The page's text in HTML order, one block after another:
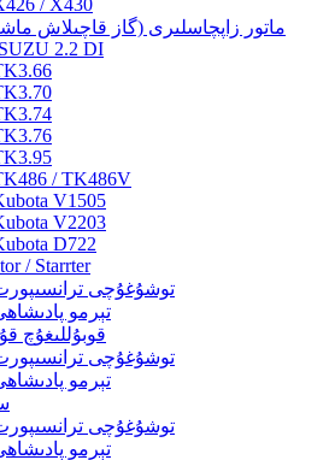
/ X430
ماتور زاپچاسلىرى (گاز قاچىلاش
2.2 DI
/ TK486V
V1505
V2203
D722
/ Starrter
توشۇغۇچى
تېرمو
قوبۇللىغۇچ
توشۇغۇچى
تېرمو
توشۇغۇچى
تېرمو